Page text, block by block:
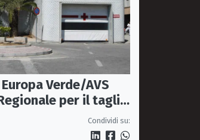
Verde/AVS
per il taglio
di RossanoCondividi su: